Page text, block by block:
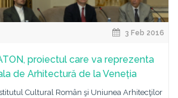
3 Feb 2016
proiectul care va reprezenta
de Arhitectură de la Veneția
Cultural Român şi Uniunea Arhitecţilor